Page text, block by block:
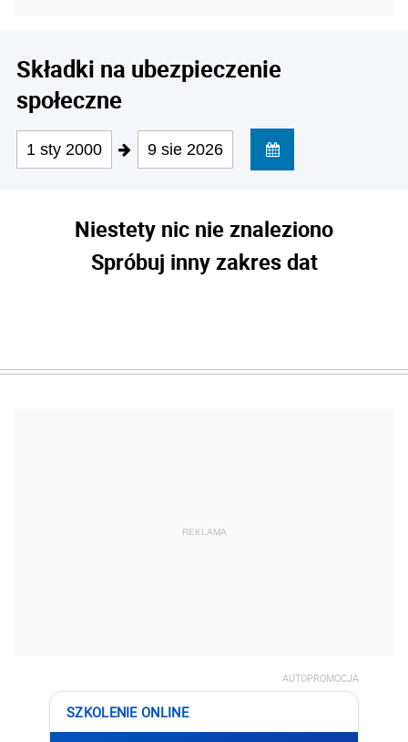
Składki na ubezpieczenie
społeczne
1 sty 2000 9 sie 2026
Niestety nic nie znaleziono
Spróbuj inny zakres dat
REKLAMA
AUTOPROMOCJA
SZKOLENIE ONLINE